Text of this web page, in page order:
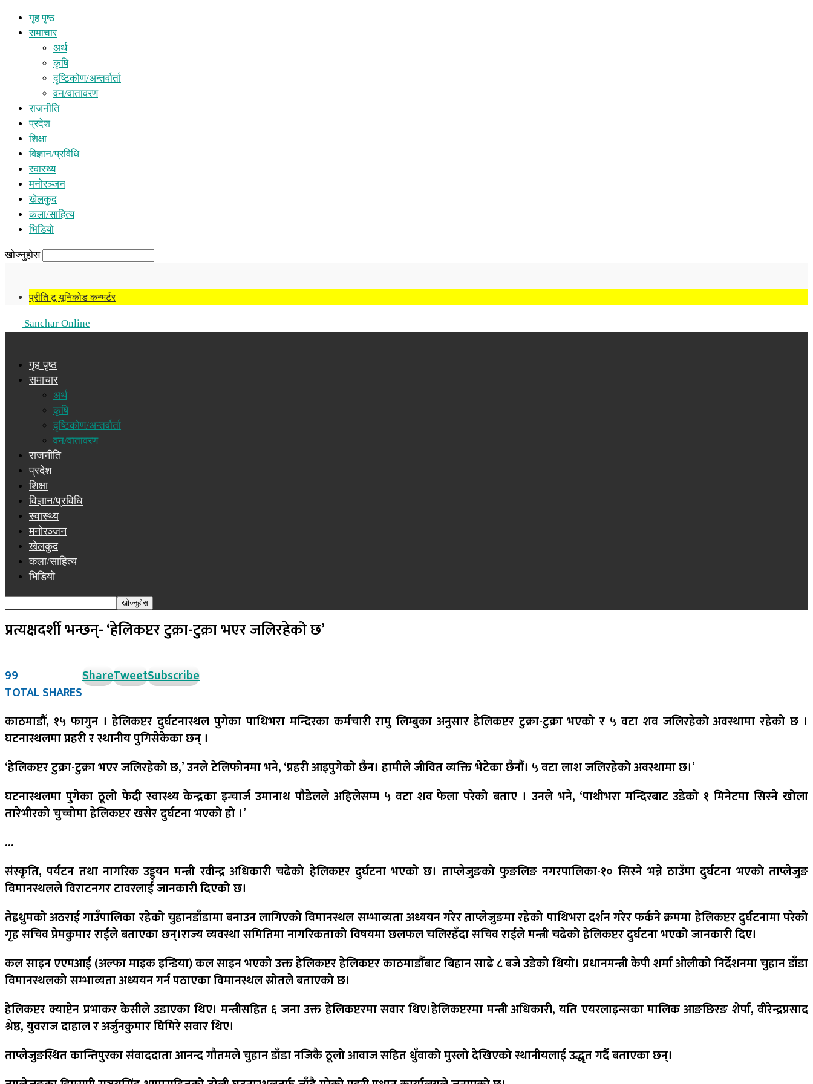
गृह पृष्ठ
समाचार
अर्थ
कृषि
दृष्टिकोण/अन्तर्वार्ता
वन/वातावरण
राजनीति
प्रदेश
शिक्षा
विज्ञान/प्रविधि
स्वास्थ्य
मनोरञ्जन
खेलकुद
कला/साहित्य
भिडियो
खोज्नुहोस
प्रीति टू यूनिकोड कन्भर्टर
Sanchar Online
गृह पृष्ठ
समाचार
अर्थ
कृषि
दृष्टिकोण/अन्तर्वार्ता
वन/वातावरण
राजनीति
प्रदेश
शिक्षा
विज्ञान/प्रविधि
स्वास्थ्य
मनोरञ्जन
खेलकुद
कला/साहित्य
भिडियो
प्रत्यक्षदर्शी भन्छन्- ‘हेलिकप्टर टुक्रा-टुक्रा भएर जलिरहेको छ’
99
TOTAL SHARES
ShareTweetSubscribe
काठमाडौँ, १५ फागुन । हेलिकप्टर दुर्घटनास्थल पुगेका पाथिभरा मन्दिरका कर्मचारी रामु लिम्बुका अनुसार हेलिकप्टर टुक्रा-टुक्रा भएको र ५ वटा शव जलिरहेको अवस्थामा रहेको छ ।
घटनास्थलमा प्रहरी र स्थानीय पुगिसेकेका छन् ।
‘हेलिकप्टर टुक्रा-टुक्रा भएर जलिरहेको छ,’ उनले टेलिफोनमा भने, ‘प्रहरी आइपुगेको छैन। हामीले जीवित व्यक्ति भेटेका छैनौं। ५ वटा लाश जलिरहेको अवस्थामा छ।’
घटनास्थलमा पुगेका ठूलो फेदी स्वास्थ्य केन्द्रका इन्चार्ज उमानाथ पौडेलले अहिलेसम्म ५ वटा शव फेला परेको बताए । उनले भने, ‘पाथीभरा मन्दिरबाट उडेको १ मिनेटमा सिस्ने खोला
तारेभीरको चुच्चोमा हेलिकप्टर खसेर दुर्घटना भएको हो ।’
…
संस्कृति, पर्यटन तथा नागरिक उड्ड्यन मन्त्री रवीन्द्र अधिकारी चढेको हेलिकप्टर दुर्घटना भएको छ। ताप्लेजुङको फुङलिङ नगरपालिका-१० सिस्ने भन्ने ठाउँमा दुर्घटना भएको ताप्लेजुङ
विमानस्थलले विराटनगर टावरलाई जानकारी दिएको छ।
तेह्रथुमको अठराई गाउँपालिका रहेको चुहानडाँडामा बनाउन लागिएको विमानस्थल सम्भाव्यता अध्ययन गरेर ताप्लेजुङमा रहेको पाथिभरा दर्शन गरेर फर्कने क्रममा हेलिकप्टर दुर्घटनामा परेको
गृह सचिव प्रेमकुमार राईले बताएका छन्।राज्य व्यवस्था समितिमा नागरिकताको विषयमा छलफल चलिरहँदा सचिव राईले मन्त्री चढेको हेलिकप्टर दुर्घटना भएको जानकारी दिए।
कल साइन एएमआई (अल्फा माइक इन्डिया) कल साइन भएको उक्त हेलिकप्टर हेलिकप्टर काठमाडौंबाट बिहान साढे ८ बजे उडेको थियो। प्रधानमन्त्री केपी शर्मा ओलीको निर्देशनमा चुहान डाँडा
विमानस्थलको सम्भाव्यता अध्ययन गर्न पठाएका विमानस्थल स्रोतले बताएको छ।
हेलिकप्टर क्याप्टेन प्रभाकर केसीले उडाएका थिए। मन्त्रीसहित ६ जना उक्त हेलिकप्टरमा सवार थिए।हेलिकप्टरमा मन्त्री अधिकारी, यति एयरलाइन्सका मालिक आङछिरङ शेर्पा, वीरेन्द्रप्रसाद
श्रेष्ठ, युवराज दाहाल र अर्जुनकुमार घिमिरे सवार थिए।
ताप्लेजुङस्थित कान्तिपुरका संवाददाता आनन्द गौतमले चुहान डाँडा नजिकै ठूलो आवाज सहित धुँवाको मुस्लो देखिएको स्थानीयलाई उद्धृत गर्दै बताएका छन्।